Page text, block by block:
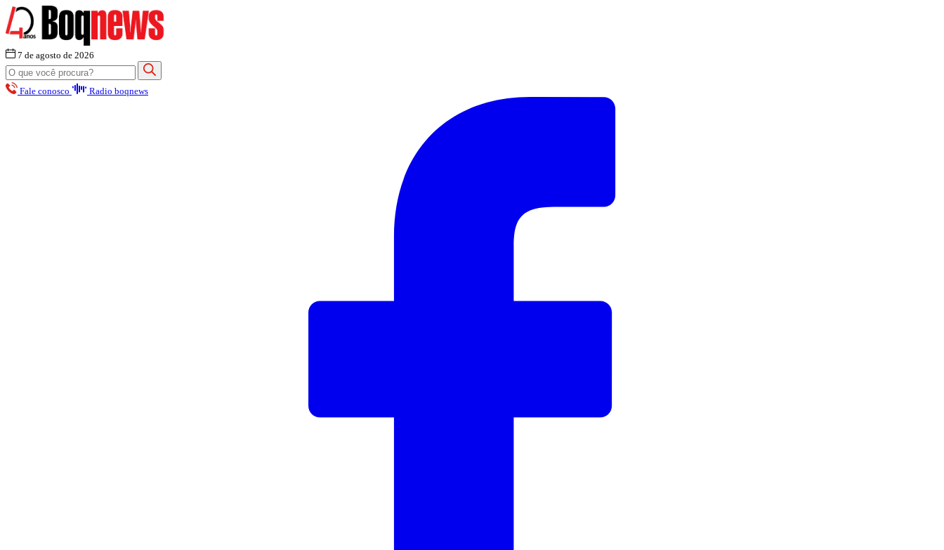
7 de agosto de 2026
Fale conosco Radio boqnews